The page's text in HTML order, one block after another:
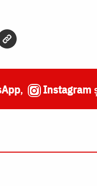
, Instagram